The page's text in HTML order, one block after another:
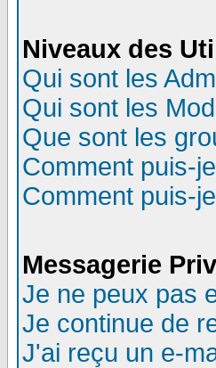
Niveaux des
Qui sont les
Qui sont les
Que sont les
Comment puis-
Comment puis-
Messagerie
Je ne peux pas
Je continue de
J'ai reçu un e-